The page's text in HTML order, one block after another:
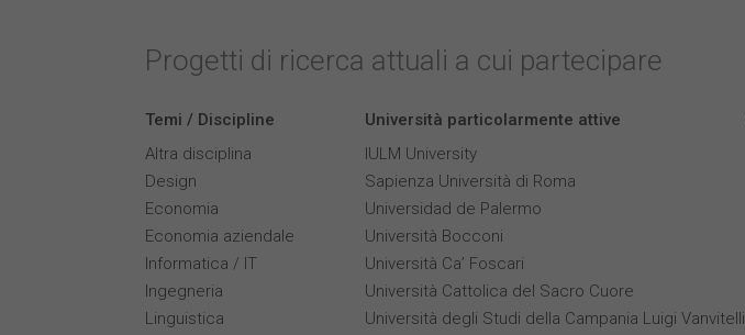
Progetti di ricerca attuali a cui partecipare
Temi / Discipline
Altra disciplina
Design
Economia
Economia aziendale
Informatica / IT
Ingegneria
Linguistica
Università particolarmente attive
IULM University
Sapienza Università di Roma
Universidad de Palermo
Università Bocconi
Università Ca’ Foscari
Università Cattolica del Sacro Cuore
Università degli Studi della Campania Luigi Vanvitelli